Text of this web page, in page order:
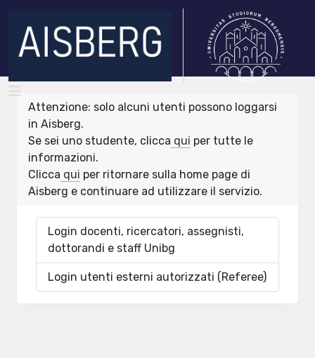
Attenzione: solo alcuni utenti possono loggarsi
in Aisberg.
Se sei uno studente, clicca qui per tutte le
informazioni.
Clicca qui per ritornare sulla home page di
Aisberg e continuare ad utilizzare il servizio.
Login docenti, ricercatori, assegnisti,
dottorandi e staff Unibg
Login utenti esterni autorizzati (Referee)